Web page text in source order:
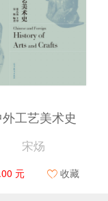
工艺美术史
宋炀
元 收藏